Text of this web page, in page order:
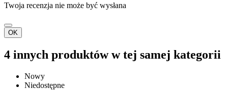
Twoja recenzja nie może być wysłana
OK
4 innych produktów w tej samej kategorii
Nowy
Niedostępne